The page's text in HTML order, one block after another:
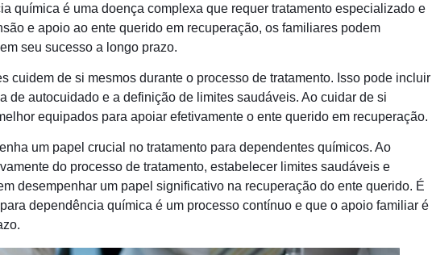
química é uma doença complexa que requer tratamento especializado e
e apoio ao ente querido em recuperação, os familiares podem
seu sucesso a longo prazo.
cuidem de si mesmos durante o processo de tratamento. Isso pode incluir
de autocuidado e a definição de limites saudáveis. Ao cuidar de si
equipados para apoiar efetivamente o ente querido em recuperação.
um papel crucial no tratamento para dependentes químicos. Ao
do processo de tratamento, estabelecer limites saudáveis ​​e
desempenhar um papel significativo na recuperação do ente querido. É
dependência química é um processo contínuo e que o apoio familiar é